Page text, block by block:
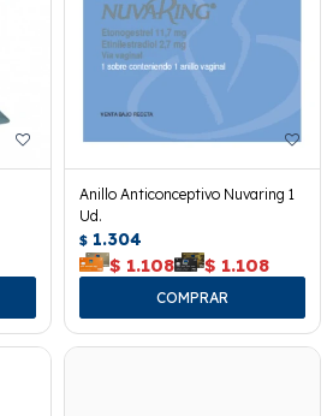
Anillo Anticonceptivo Nuvaring 1
Ud.
$ 1.304
$ 1.108 $ 1.108